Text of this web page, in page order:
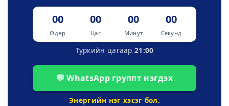
00
Өдөр
00
Цаг
00
Минут
00
Секунд
Туркийн цагаар 21:00
💬 WhatsApp группт нэгдэх
Энергийн нэг хэсэг бол.